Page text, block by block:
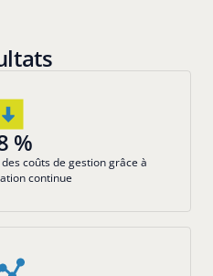
%
coûts de gestion grâce à
continue